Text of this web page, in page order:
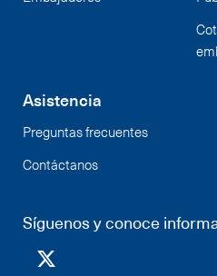
Síguenos y conoce
Asistencia
Preguntas frecuentes
Contáctanos